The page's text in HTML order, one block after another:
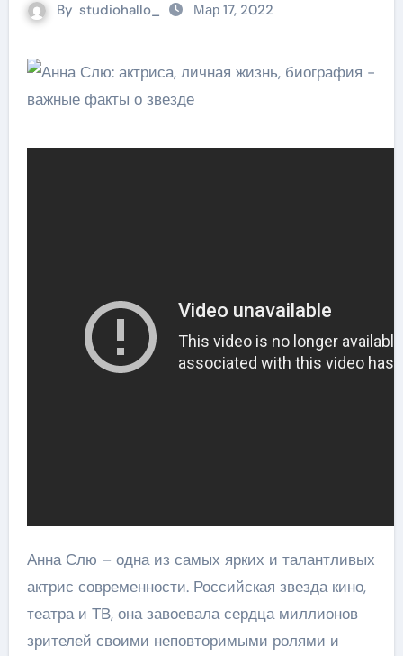
By studiohallo_ Мар 17, 2022
Анна Слю – одна из самых ярких и талантливых
актрис современности. Российская звезда кино,
театра и ТВ, она завоевала сердца миллионов
зрителей своими неповторимыми ролями и